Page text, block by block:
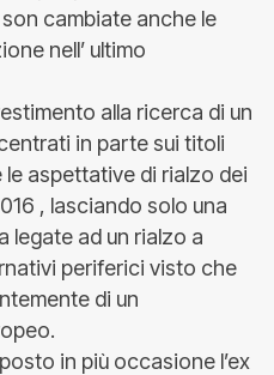
cambiate anche le
nell’ ultimo
alla ricerca di un
in parte sui titoli
aspettative di rialzo dei
, lasciando solo una
legate ad un rialzo a
periferici visto che
di un
in più occasione l’ex